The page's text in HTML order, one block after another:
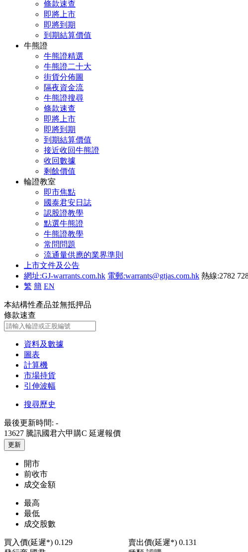
條款速查
即將上市
即將到期
到期結算價值
牛熊證
牛熊證精選
牛熊證二十大
街貨分佈圖
隔夜資金流
牛熊證搜尋
條款速查
即將上市
即將到期
到期結算價值
接近收回牛熊證
收回數據
剩餘價值
輪證教室
即市焦點
國泰君安日誌
認股證教學
點選牛熊證
牛熊證教學
常問問題
流通量供應的業界準則
上市文件及公告
網址:GJ-warrants.com.hk 電郵:warrants@gtjas.com.hk 熱線:2782
繁 簡 EN
本結構性產品並無抵押品
條款速查
資料及數據
圖表
計算機
市場持貨
引伸波幅
搜尋歷史
最後更新時間: -
13627 騰訊國君六甲購C 延遲報價
更新
開市
前收市
成交金額
最高
最低
成交股數
買入價(延遲*) 0.129 賣出價(延遲*) 0.131